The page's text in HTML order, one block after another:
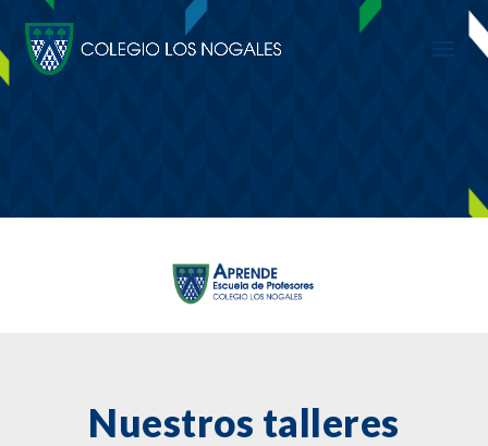
Nuestros talleres